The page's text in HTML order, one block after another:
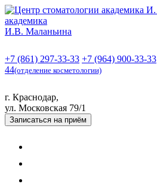
академика
И.В. Маланьина
+7 (861) 297-33-33 +7 (964) 900-33-33
44(отделение косметологии)
г. Краснодар,
ул. Московская 79/1
Записаться на приём